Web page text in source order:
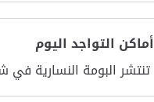
أماكن التواجد اليوم
تنتشر البومة النسارية في